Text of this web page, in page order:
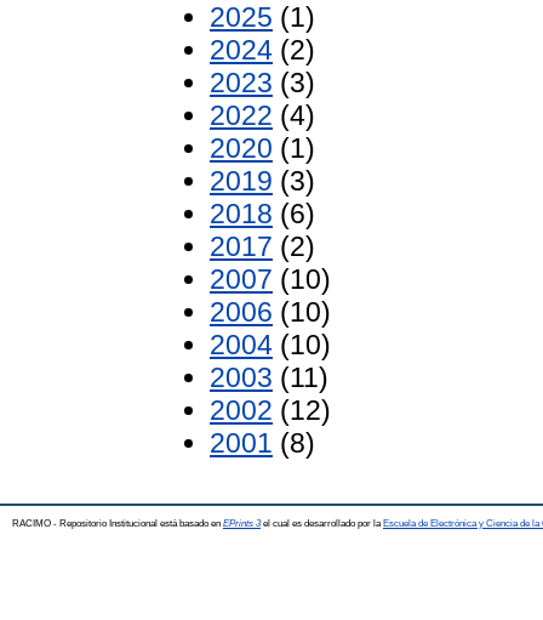
2025 (1)
2024 (2)
2023 (3)
2022 (4)
2020 (1)
2019 (3)
2018 (6)
2017 (2)
2007 (10)
2006 (10)
2004 (10)
2003 (11)
2002 (12)
2001 (8)
RACIMO - Repositorio Institucional está basado en EPrints 3el cual es desarrollado por la Escuela de Electrónica y Ciencia de la